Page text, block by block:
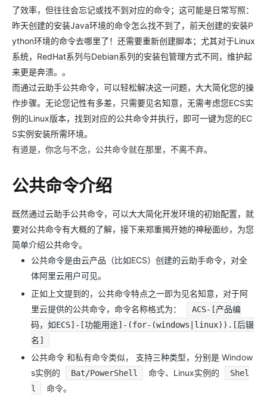
了效率，但往往会忘记或找不到对应的命令；这可能是日常写照：
昨天创建的安装Java环境的命令怎么找不到了，前天创建的安装P
ython环境的命令去哪里了！还需要重新创建脚本；尤其对于Linux
系统，RedHat系列与Debian系列的安装包管理方式不同，维护起
来更是奔溃。。
而通过云助手公共命令，可以轻松解决这一问题，大大简化您的操
作步骤。无论您记性有多差，只需要见名知意，无需考虑您ECS实
例的Linux版本，找到对应的公共命令并执行，即可一键为您的EC
S实例安装所需环境。
有道是，你念与不念，公共命令就在那里，不离不弃。
公共命令介绍
既然通过云助手公共命令，可以大大简化开发环境的初始配置，就
要对公共命令有大概的了解，接下来郑重揭开她的神秘面纱， 为您
简单介绍公共命令。
公共命令是由云产品（比如ECS）创建的云助手命令，对全
体阿里云用户可见。
正如上文提到的，公共命令特点之一即为见名知意，对于阿
里云提供的公共命令，命令名称格式为：
ACS-[产品编
码，如ECS]-[功能用途]-(for-(windows|linux)).[后辍
名]
公共命令 和私有命令类似， 支持三种类型，分别是 Window
s实例的
Bat/PowerShell 命令、Linux实例的
Shel
l
命令。